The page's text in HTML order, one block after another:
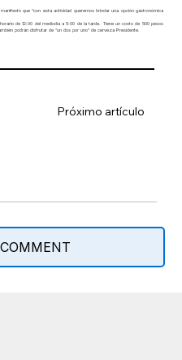
que “con esta actividad queremos brindar una opción gastronómica
de 12:00 del mediodía a 5:00 de la tarde. Tiene un costo de 500 pesos
podrán disfrutar de “un dos por uno” de cerveza Presidente.
Próximo artículo